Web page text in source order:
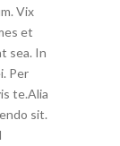
Vix
et
sea. In
Per
te.Alia
sit.